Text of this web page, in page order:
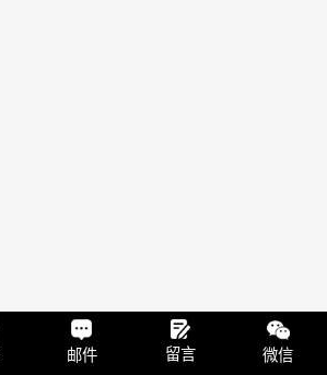
邮件 留言 微信